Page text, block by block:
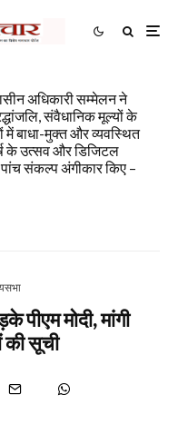
अधिकारी सम्मेलन ने
संवैधानिक मूल्यों के
में बाधा-मुक्त और व्यवस्थित
के उत्सव और डिजिटल
पांच संकल्प अंगीकार किए –
पीएम मोदी, मांगी
की सूची